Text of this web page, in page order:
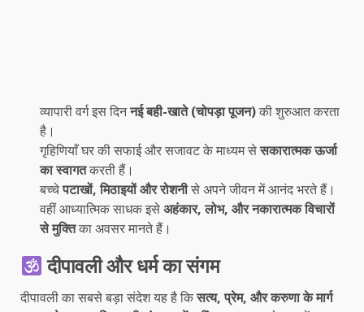
व्यापारी वर्ग इस दिननई बही-खाते (चोपड़ा पूजन)की शुरुआत करता
है।
गृहिणियाँ घर की सफाई और सजावट के माध्यम सेसकारात्मक ऊर्जा
का स्वागतकरती हैं।
बच्चेपटाखों, मिठाइयों और रोशनीसे अपने जीवन में आनंद भरते हैं।
वहीं आध्यात्मिक साधक इसेअहंकार, लोभ, और नकारात्मक विचारों
से मुक्तिका अवसर मानते हैं।
दीपावली और धर्म का संगम
दीपावली का सबसे बड़ा संदेश यह है किसत्य, प्रेम, और करुणा के मार्ग